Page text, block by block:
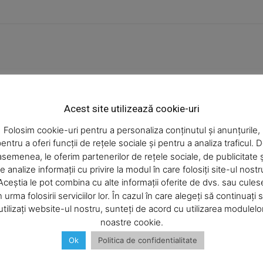
Company
About
Contact us
Subscription Plans
My account
Știri Din Neamț - Stiri-Neamt.ro
Poliţiei […]
de aceasta data de acord cu propunerea politistilor.
Acest site utilizează cookie-uri
Folosim cookie-uri pentru a personaliza conținutul și anunțurile,
a oferi funcții de rețele sociale și pentru a analiza traficul.
le oferim partenerilor de rețele sociale, de publicitate
analize informații cu privire la modul în care folosiți site-ul
le pot combina cu alte informații oferite de dvs. sau
urma folosirii serviciilor lor. În cazul în care alegeți să continuați
website-ul nostru, sunteți de acord cu utilizarea
noastre cookie.
Ok Politica de confidentialitate